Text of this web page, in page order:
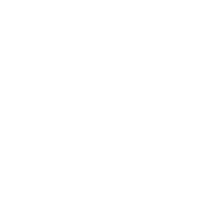
le stade d'avancement du
programmes disponibles à
% de maisons, dont 0.4 %
sur-Save présente deux
en compte, pour tout projet
Save (31530) :